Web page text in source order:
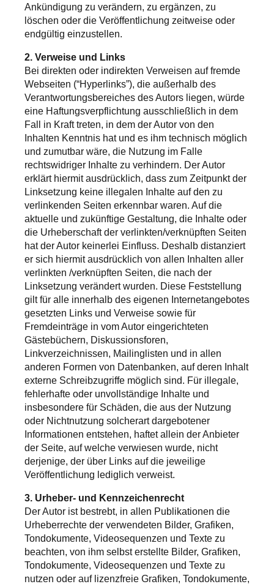
Ankündigung zu verändern, zu ergänzen, zu
löschen oder die Veröffentlichung zeitweise oder
endgültig einzustellen.
2. Verweise und Links
Bei direkten oder indirekten Verweisen auf fremde
Webseiten (“Hyperlinks”), die außerhalb des
Verantwortungsbereiches des Autors liegen, würde
eine Haftungsverpflichtung ausschließlich in dem
Fall in Kraft treten, in dem der Autor von den
Inhalten Kenntnis hat und es ihm technisch möglich
und zumutbar wäre, die Nutzung im Falle
rechtswidriger Inhalte zu verhindern. Der Autor
erklärt hiermit ausdrücklich, dass zum Zeitpunkt der
Linksetzung keine illegalen Inhalte auf den zu
verlinkenden Seiten erkennbar waren. Auf die
aktuelle und zukünftige Gestaltung, die Inhalte oder
die Urheberschaft der verlinkten/verknüpften Seiten
hat der Autor keinerlei Einfluss. Deshalb distanziert
er sich hiermit ausdrücklich von allen Inhalten aller
verlinkten /verknüpften Seiten, die nach der
Linksetzung verändert wurden. Diese Feststellung
gilt für alle innerhalb des eigenen Internetangebotes
gesetzten Links und Verweise sowie für
Fremdeinträge in vom Autor eingerichteten
Gästebüchern, Diskussionsforen,
Linkverzeichnissen, Mailinglisten und in allen
anderen Formen von Datenbanken, auf deren Inhalt
externe Schreibzugriffe möglich sind. Für illegale,
fehlerhafte oder unvollständige Inhalte und
insbesondere für Schäden, die aus der Nutzung
oder Nichtnutzung solcherart dargebotener
Informationen entstehen, haftet allein der Anbieter
der Seite, auf welche verwiesen wurde, nicht
derjenige, der über Links auf die jeweilige
Veröffentlichung lediglich verweist.
3. Urheber- und Kennzeichenrecht
Der Autor ist bestrebt, in allen Publikationen die
Urheberrechte der verwendeten Bilder, Grafiken,
Tondokumente, Videosequenzen und Texte zu
beachten, von ihm selbst erstellte Bilder, Grafiken,
Tondokumente, Videosequenzen und Texte zu
nutzen oder auf lizenzfreie Grafiken, Tondokumente,